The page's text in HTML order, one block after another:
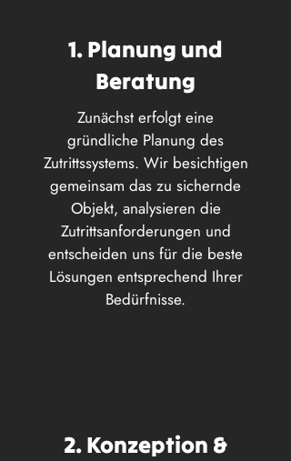
1. Planung und
Beratung
Zunächst erfolgt eine
gründliche Planung des
Zutrittssystems. Wir besichtigen
gemeinsam das zu sichernde
Objekt, analysieren die
Zutrittsanforderungen und
entscheiden uns für die beste
Lösungen entsprechend Ihrer
Bedürfnisse.
2. Konzeption &